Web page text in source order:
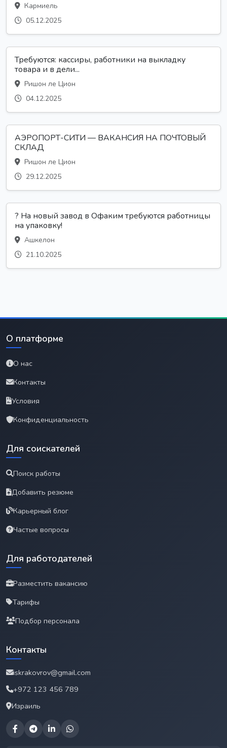
Кармиель
05.12.2025
Требуются: кассиры, работники на выкладку
товара и в дели...
Ришон ле Цион
04.12.2025
АЭРОПОРТ-СИТИ — ВАКАНСИЯ НА ПОЧТОВЫЙ
СКЛАД
Ришон ле Цион
29.12.2025
? На новый завод в Офаким требуются работницы
на упаковку!
Ашкелон
21.10.2025
О платформе
О нас
Контакты
Условия
Конфиденциальность
Для соискателей
Поиск работы
Добавить резюме
Карьерный блог
Частые вопросы
Для работодателей
Разместить вакансию
Тарифы
Подбор персонала
Контакты
iskrakovrov@gmail.com
+972 123 456 789
Израиль